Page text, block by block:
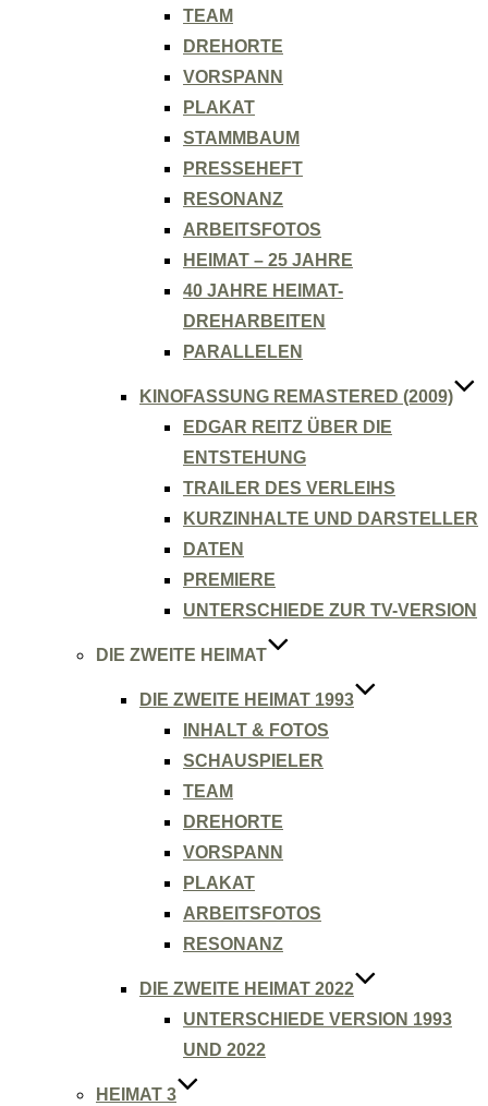
TEAM
DREHORTE
VORSPANN
PLAKAT
STAMMBAUM
PRESSEHEFT
RESONANZ
ARBEITSFOTOS
HEIMAT – 25 JAHRE
40 JAHRE HEIMAT-
DREHARBEITEN
PARALLELEN
KINOFASSUNG REMASTERED (2009)
EDGAR REITZ ÜBER DIE
ENTSTEHUNG
TRAILER DES VERLEIHS
KURZINHALTE UND DARSTELLER
DATEN
PREMIERE
UNTERSCHIEDE ZUR TV-VERSION
DIE ZWEITE HEIMAT
DIE ZWEITE HEIMAT 1993
INHALT & FOTOS
SCHAUSPIELER
TEAM
DREHORTE
VORSPANN
PLAKAT
ARBEITSFOTOS
RESONANZ
DIE ZWEITE HEIMAT 2022
UNTERSCHIEDE VERSION 1993
UND 2022
HEIMAT 3